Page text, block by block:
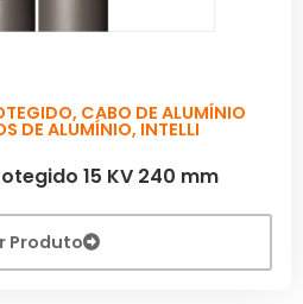
, CABO DE ALUMÍNIO
DE ALUMÍNIO, INTELLI
15 KV 240 mm
Produto